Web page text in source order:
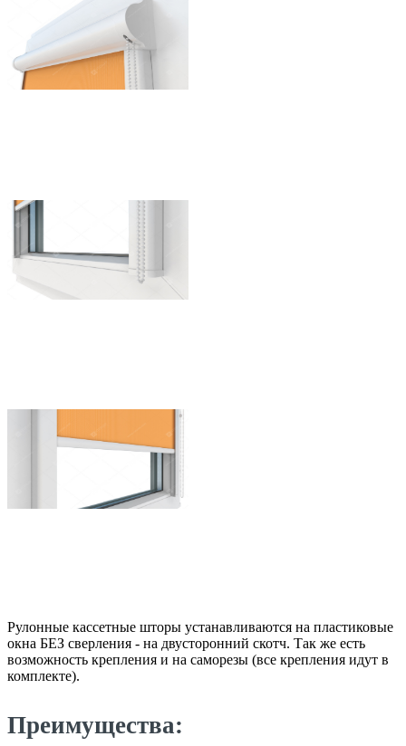
Рулонные кассетные шторы устанавливаются на пластиковые
окна БЕЗ сверления - на двусторонний скотч. Так же есть
возможность крепления и на саморезы (все крепления идут в
комплекте).
Преимущества: